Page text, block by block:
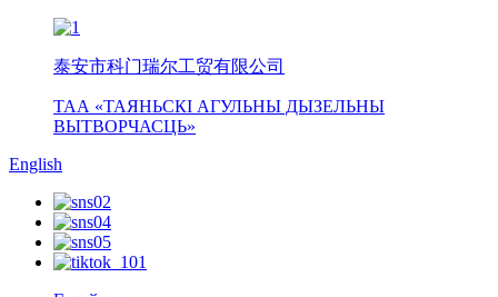
泰安市科门瑞尔工贸有限公司
ТАА «ТАЯНЬСКІ АГУЛЬНЫ ДЫЗЕЛЬНЫ
ВЫТВОРЧАСЦЬ»
English